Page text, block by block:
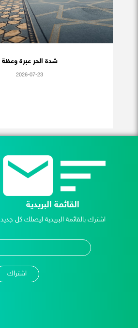
شدة الحر عبرة وعظة
2026-07-23
القائمة البريدية
اشترك بالقائمة البريدية ليصلك كل جديد